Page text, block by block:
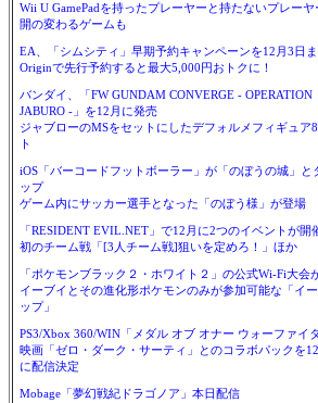
Wii U GamePadを持ったプレーヤーと持たないプレーヤ
開の変わるゲームも
EA、「シムシティ」早期予約キャンペーンを12月3日
Originで先行予約すると最大5,000円おトクに！
バンダイ、「FW GUNDAM CONVERGE - OPERATION
JABURO -」を12月に発売
ジャブローのMSをセットにしたデフォルメフィギュア
ト
iOS「バーコードフットボーラー」が「のぼうの城」と
ップ
ゲーム内にサッカー選手となった「のぼう様」が登場
「RESIDENT EVIL.NET」で12月に2つのイベントが開
初のチーム戦「[3人チーム戦]狙いを定めろ！」ほか
「ポケモンブラック２・ホワイト２」の公式Wi-Fi大会
イーブイとその進化形ポケモンのみが参加可能な「イ
ップ」
PS3/Xbox 360/WIN「メダル オブ オナー ウォーファイタ
映画「ゼロ・ダーク・サーティ」とのコラボパックを
に配信決定
Mobage「夢幻戦紀ドラゴノア」本日配信